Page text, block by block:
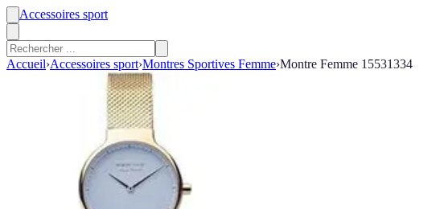
Accessoires sport
Accueil›Accessoires sport›Montres Sportives Femme›Montre Femme 15531334